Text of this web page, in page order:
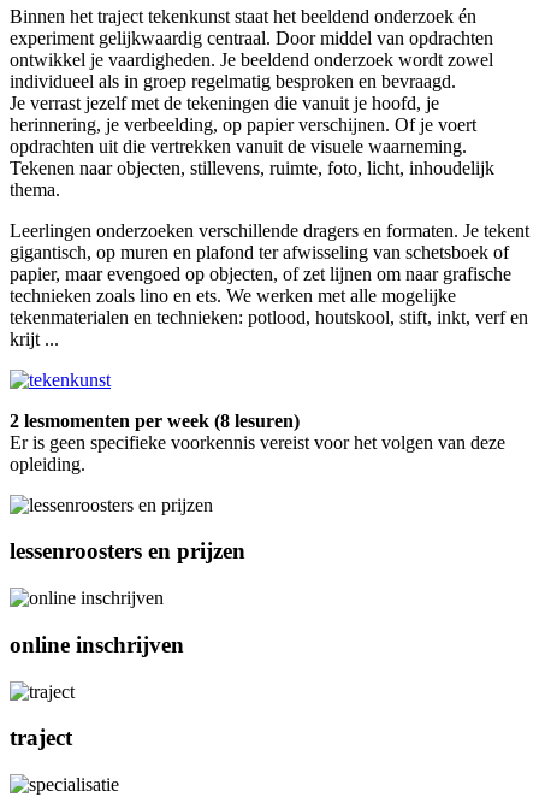
Binnen het traject tekenkunst staat het beeldend onderzoek én
experiment gelijkwaardig centraal. Door middel van opdrachten
ontwikkel je vaardigheden. Je beeldend onderzoek wordt zowel
individueel als in groep regelmatig besproken en bevraagd.
Je verrast jezelf met de tekeningen die vanuit je hoofd, je
herinnering, je verbeelding, op papier verschijnen. Of je voert
opdrachten uit die vertrekken vanuit de visuele waarneming.
Tekenen naar objecten, stillevens, ruimte, foto, licht, inhoudelijk
thema.
Leerlingen onderzoeken verschillende dragers en formaten. Je tekent
gigantisch, op muren en plafond ter afwisseling van schetsboek of
papier, maar evengoed op objecten, of zet lijnen om naar grafische
technieken zoals lino en ets. We werken met alle mogelijke
tekenmaterialen en technieken: potlood, houtskool, stift, inkt, verf en
krijt ...
2 lesmomenten per week (8 lesuren)
Er is geen specifieke voorkennis vereist voor het volgen van deze
opleiding.
lessenroosters en prijzen
online inschrijven
traject